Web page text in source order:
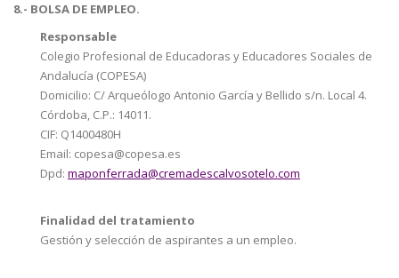
8.- BOLSA DE EMPLEO.
Responsable
Colegio Profesional de Educadoras y Educadores Sociales de
Andalucía (COPESA)
Domicilio: C/ Arqueólogo Antonio García y Bellido s/n. Local 4.
Córdoba, C.P.: 14011.
CIF: Q1400480H
Email: copesa@copesa.es
Dpd: maponferrada@cremadescalvosotelo.com
Finalidad del tratamiento
Gestión y selección de aspirantes a un empleo.